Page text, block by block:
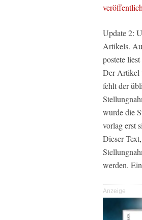
Update 2:
Artikels.
postete
Der Artikel
fehlt der
wurde die
vorlag erst
Dieser
werden.
Anzeige